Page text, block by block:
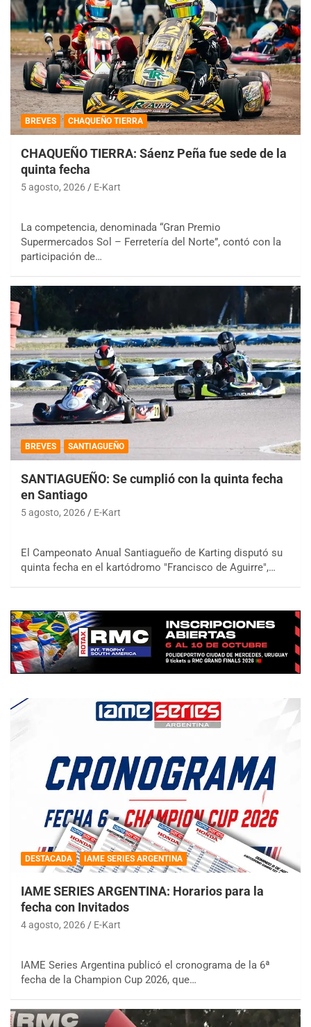
BREVES CHAQUEÑO TIERRA
CHAQUEÑO TIERRA: Sáenz Peña fue sede de la
quinta fecha
5 agosto, 2026 E-Kart
La competencia, denominada “Gran Premio
Supermercados Sol – Ferretería del Norte”, contó con la
participación de…
BREVES SANTIAGUEÑO
SANTIAGUEÑO: Se cumplió con la quinta fecha
en Santiago
5 agosto, 2026 E-Kart
El Campeonato Anual Santiagueño de Karting disputó su
quinta fecha en el kartódromo "Francisco de Aguirre",…
DESTACADA IAME SERIES ARGENTINA
IAME SERIES ARGENTINA: Horarios para la
fecha con Invitados
4 agosto, 2026 E-Kart
IAME Series Argentina publicó el cronograma de la 6ª
fecha de la Champion Cup 2026, que…